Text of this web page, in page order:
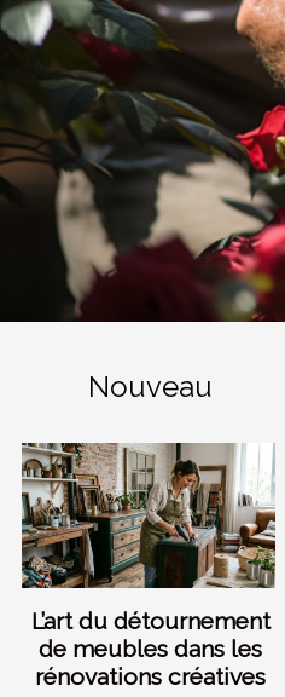
Nouveau
L’art du détournement
de meubles dans les
rénovations créatives